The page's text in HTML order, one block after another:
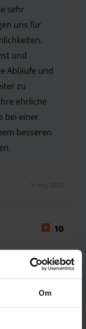
Om
sehr
uns für
und
Abläufe und
zu
ehrliche
bei einer
besseren
5. maj 2026
10
Personal!